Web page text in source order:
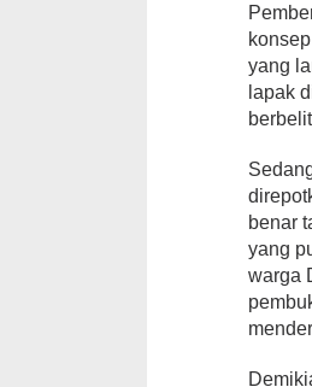
yang
lapak
benar
yang
warga